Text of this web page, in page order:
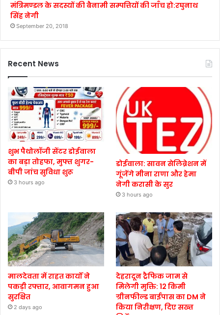
मंत्रिमण्डल के सदस्यों की बैनामी सम्पत्तियों की जाँच हो:रघुनाथ
सिंह नेगी
September 20, 2018
Recent News
शुभ पैथोलॉजी सेंटर डोईवाला
का बड़ा तोहफा, मुफ्त शुगर-
बीपी जांच सुविधा शुरू
3 hours ago
डोईवाला: सावन सेलिब्रेशन में
गूंजेंगे मीना राणा और हेमा
नेगी करासी के सुर
3 hours ago
मालदेवता में राहत कार्यों ने
पकड़ी रफ्तार, आवागमन हुआ
सुरक्षित
2 days ago
देहरादून ट्रैफिक जाम से
मिलेगी मुक्ति: 12 किमी
ग्रीनफील्ड बाईपास का DM ने
किया निरीक्षण, दिए सख्त